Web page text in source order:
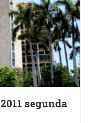
segunda